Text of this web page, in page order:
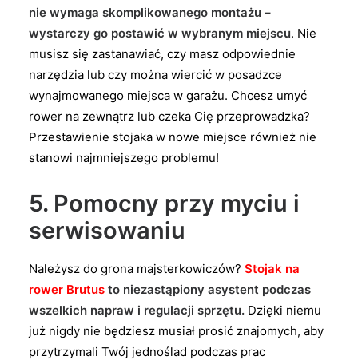
nie wymaga skomplikowanego montażu –
wystarczy go postawić w wybranym miejscu. Nie
musisz się zastanawiać, czy masz odpowiednie
narzędzia lub czy można wiercić w posadzce
wynajmowanego miejsca w garażu. Chcesz umyć
rower na zewnątrz lub czeka Cię przeprowadzka?
Przestawienie stojaka w nowe miejsce również nie
stanowi najmniejszego problemu!
5. Pomocny przy myciu i
serwisowaniu
Należysz do grona majsterkowiczów? Stojak na
rower Brutus to niezastąpiony asystent podczas
wszelkich napraw i regulacji sprzętu. Dzięki niemu
już nigdy nie będziesz musiał prosić znajomych, aby
przytrzymali Twój jednoślad podczas prac